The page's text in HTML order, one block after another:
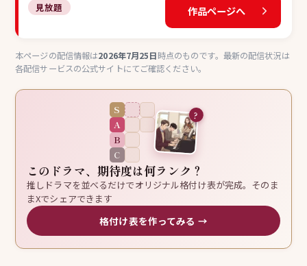
見放題 作品ページへ
本ページの配信情報は2026年7月25日時点のものです。最新の配信状況は
各配信サービスの公式サイトにてご確認ください。
S
A
B
C
?
このドラマ、期待度は何ランク？
推しドラマを並べるだけでオリジナル格付け表が完成。そのま
まXでシェアできます
格付け表を作ってみる →